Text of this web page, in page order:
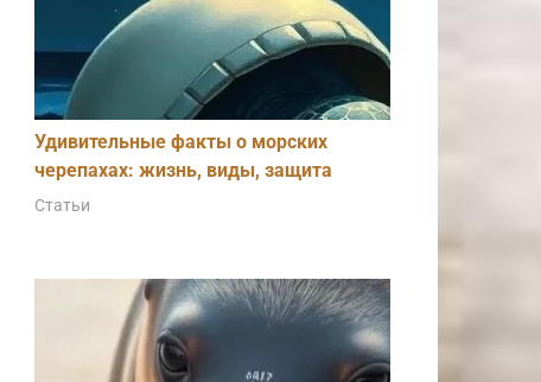
Удивительные факты о морских
черепахах: жизнь, виды, защита
Статьи